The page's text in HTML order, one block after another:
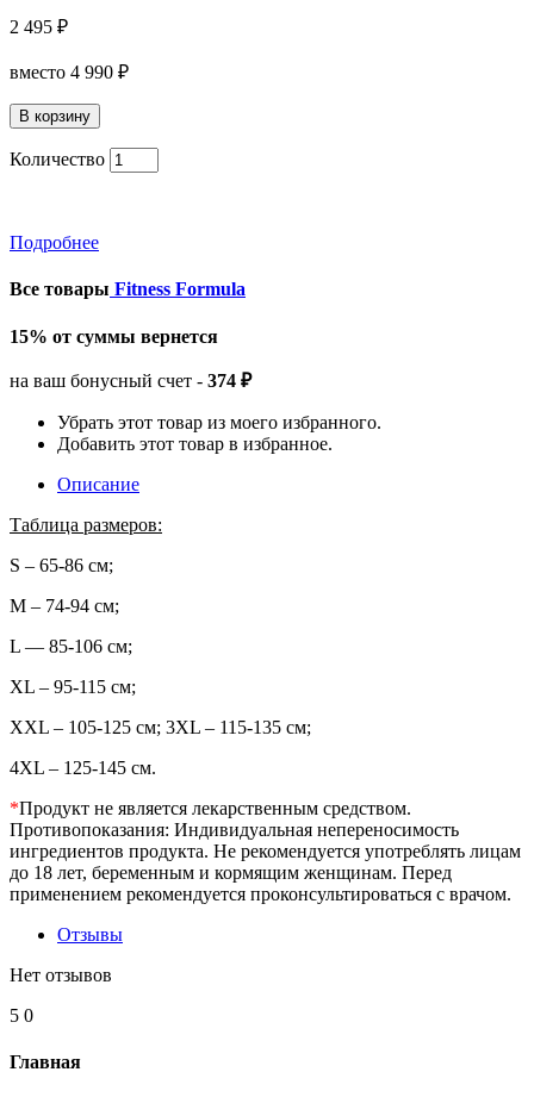
2 495 ₽
вместо 4 990 ₽
Количество
Подробнее
Все товары Fitness Formula
15% от суммы вернется
на ваш бонусный счет - 374 ₽
Убрать этот товар из моего избранного.
Добавить этот товар в избранное.
Описание
Таблица размеров:
S – 65-86 см;
M – 74-94 см;
L — 85-106 см;
XL – 95-115 см;
XXL – 105-125 см; 3XL – 115-135 см;
4XL – 125-145 см.
*Продукт не является лекарственным средством.
Противопоказания: Индивидуальная непереносимость
ингредиентов продукта. Не рекомендуется употреблять лицам
до 18 лет, беременным и кормящим женщинам. Перед
применением рекомендуется проконсультироваться с врачом.
Отзывы
Нет отзывов
5 0
Главная